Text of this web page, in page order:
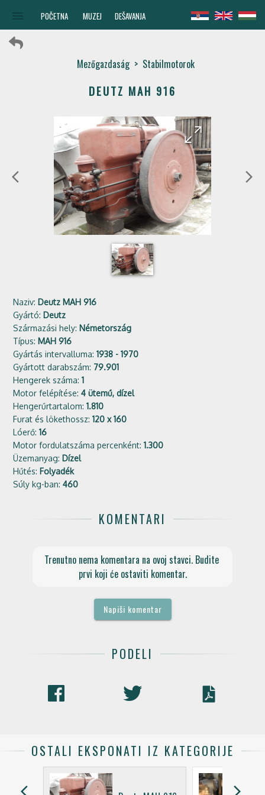
POČETNA MUZEJ DEŠAVANJA
Mezőgazdaság> Stabilmotorok
DEUTZ MAH 916
arrow_back_ios
arrow_back
arrow_forward
arrow_forward_ios
Naziv: Deutz MAH 916
Gyártó: Deutz
Származási hely: Németország
Típus: MAH 916
Gyártás intervalluma:1938 - 1970
Gyártott darabszám: 79.901
Hengerek száma:1
Motor felépítése:4 ütemű, dízel
Hengerűrtartalom:1.810
Furat és lökethossz:120 x 160
Lóerő:16
Motor fordulatszáma percenként:1.300
Üzemanyag: Dízel
Hűtés: Folyadék
Súly kg-ban:460
KOMENTARI
Trenutno nema komentara na ovoj stavci. Budite
prvi koji će ostaviti komentar.
Napiši komentar
PODELI
OSTALI EKSPONATI IZ KATEGORIJE
arrow_back_ios arrow_forward_ios